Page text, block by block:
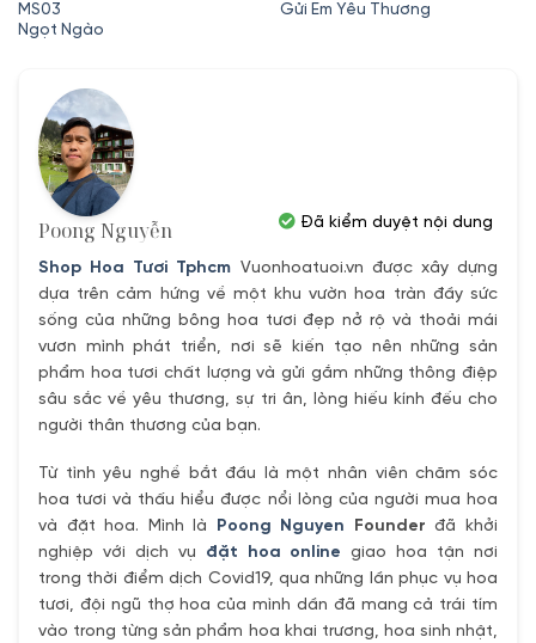
MS03
Ngọt Ngào
Gửi Em Yêu Thương
là:
Poong Nguyễn
Shop Hoa Tươi Tphcm Vuonhoatuoi.vn được xây dựng
dựa trên cảm hứng về một khu vườn hoa tràn đầy sức
sống của những bông hoa tươi đẹp nở rộ và thoải mái
vươn mình phát triển, nơi sẽ kiến tạo nên những sản
phẩm hoa tươi chất lượng và gửi gắm những thông điệp
sâu sắc về yêu thương, sự tri ân, lòng hiếu kính đếu cho
người thân thương của bạn.
Từ tình yêu nghề bắt đầu là một nhân viên chăm sóc
hoa tươi và thấu hiểu được nổi lòng của người mua hoa
và đặt hoa. Mình là Poong Nguyen Founder đã khởi
nghiệp với dịch vụ đặt hoa online giao hoa tận nơi
trong thời điểm dịch Covid19, qua những lần phục vụ hoa
tươi, đội ngũ thợ hoa của mình dần đã mang cả trái tím
vào trong từng sản phẩm hoa khai trương, hoa sinh nhật,
Đã kiểm duyệt nội dung